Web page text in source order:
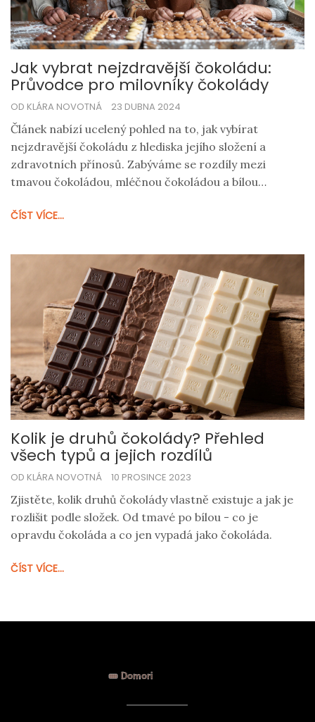
Jak vybrat nejzdravější čokoládu:
Průvodce pro milovníky čokolády
OD KLÁRA NOVOTNÁ 23 DUBNA 2024
Článek nabízí ucelený pohled na to, jak vybírat
nejzdravější čokoládu z hlediska jejího složení a
zdravotních přínosů. Zabýváme se rozdíly mezi
tmavou čokoládou, mléčnou čokoládou a bílou
Poskytujeme také praktické tipy na to, jak identifikovat
množství a typ konzumované čokolády ovlivňuje naše
ČÍST VÍCE...
Kolik je druhů čokolády? Přehled
všech typů a jejich rozdílů
OD KLÁRA NOVOTNÁ 10 PROSINCE 2023
Zjistěte, kolik druhů čokolády vlastně existuje a jak je
rozlišit podle složek. Od tmavé po bílou - co je
opravdu čokoláda a co jen vypadá jako čokoláda.
ČÍST VÍCE...